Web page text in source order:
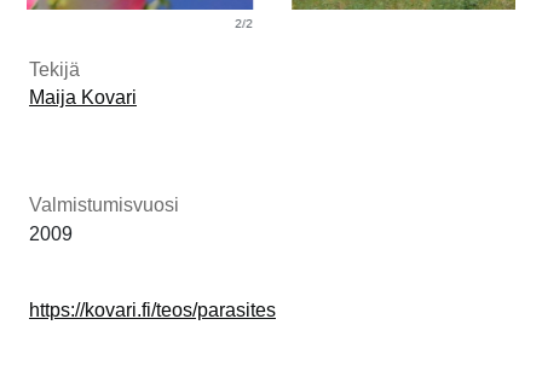
Tekijä
Maija Kovari
Valmistumisvuosi
2009
https://kovari.fi/teos/parasites